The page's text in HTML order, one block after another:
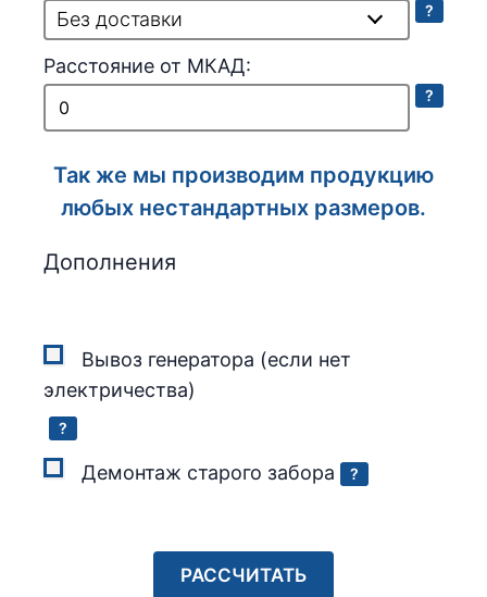
Без доставки
?
Расстояние от МКАД:
?
Так же мы производим продукцию
любых нестандартных размеров.
Дополнения
Вывоз генератора (если нет
электричества)
?
Демонтаж старого забора ?
РАССЧИТАТЬ